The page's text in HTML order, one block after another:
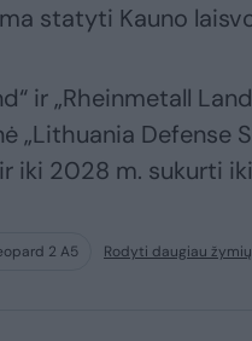
statyti Kauno
ir „Rheinmetall
„Lithuania Defense
iki 2028 m. sukurti
2 A5 Rodyti daugiau žymių